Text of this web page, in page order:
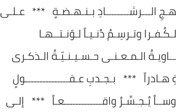
الـــرشــــــــادِ بـنـهـضـةٍ *** عـلـى
وتـرسِـمُ دُنـيـاً لـوّنـتــهـا
الـمـعـنـى حـسـيـنـيّـةُ الـذكـرى
هـادراً *** بـجـدبِ عـقـــــــــــــــولٍ
يُـجـسِّـرُ واقـــــــــــــعـاً *** إلـى